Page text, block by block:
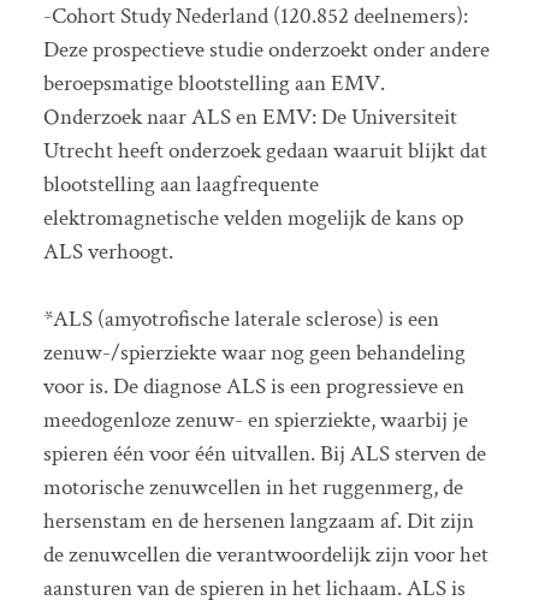
-Cohort Study Nederland (120.852 deelnemers):
Deze prospectieve studie onderzoekt onder andere
beroepsmatige blootstelling aan EMV.
Onderzoek naar ALS en EMV: De Universiteit
Utrecht heeft onderzoek gedaan waaruit blijkt dat
blootstelling aan laagfrequente
elektromagnetische velden mogelijk de kans op
ALS verhoogt.
*ALS (amyotrofische laterale sclerose) is een
zenuw-/spierziekte waar nog geen behandeling
voor is. De diagnose ALS is een progressieve en
meedogenloze zenuw- en spierziekte, waarbij je
spieren één voor één uitvallen. Bij ALS sterven de
motorische zenuwcellen in het ruggenmerg, de
hersenstam en de hersenen langzaam af. Dit zijn
de zenuwcellen die verantwoordelijk zijn voor het
aansturen van de spieren in het lichaam. ALS is